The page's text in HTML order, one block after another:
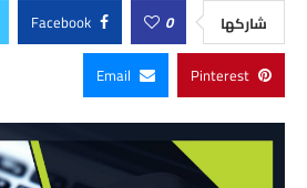
شاركها 0
Facebook
Pinterest
Email